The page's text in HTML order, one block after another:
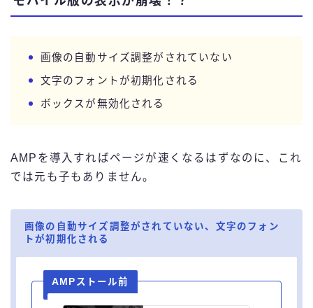
画像の自動サイズ調整がされていない
文字のフォントが初期化される
ボックスが無効化される
AMPを導入すればページが速くなるはずなのに、これ
では元も子もありません。
画像の自動サイズ調整がされていない、文字のフォン
トが初期化される
AMPストール前